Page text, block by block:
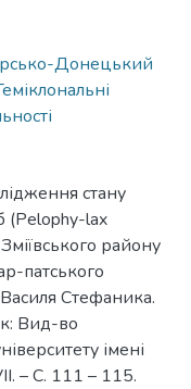
Донецький
стану
(Pelophy-lax
району
патського
Василя Стефаника.
Вид-во
імені
– С. 111 – 115.